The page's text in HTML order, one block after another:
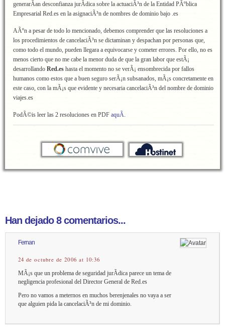
generarÃ­an desconfianza jurÃ­dica sobre la actuaciÃ³n de la Entidad PÃºblica
Empresarial Red.es en la asignaciÃ³n de nombres de dominio bajo .es
AÃºn a pesar de todo lo mencionado, debemos comprender que las resoluciones a
los procedimientos de cancelaciÃ³n se dictaminan y despachan por personas que,
como todo el mundo, pueden llegara a equivocarse y cometer errores. Por ello, no es
menos cierto que no me cabe la menor duda de que la gran labor que estÃ¡
desarrollando Red.es hasta el momento no se verÃ¡ ensombrecida por fallos
humanos como estos que a buen seguro serÃ¡n subsanados, mÃ¡s concretamente en
este caso, con la mÃ¡s que evidente y necesaria cancelaciÃ³n del nombre de dominio
viajes.es
PodÃ©is leer las 2 resoluciones en PDF aquÃ­.
Han dejado 8 comentarios...
Fernan
24 de octubre de 2006 at 10:36
MÃ¡s que un problema de seguridad jurÃ­dica parece un tema de
negligencia profesional del Director General de Red.es
Pero no vamos a meternos en muchos berenjenales no vaya a ser
que alguien pida la cancelaciÃ³n de mi dominio.